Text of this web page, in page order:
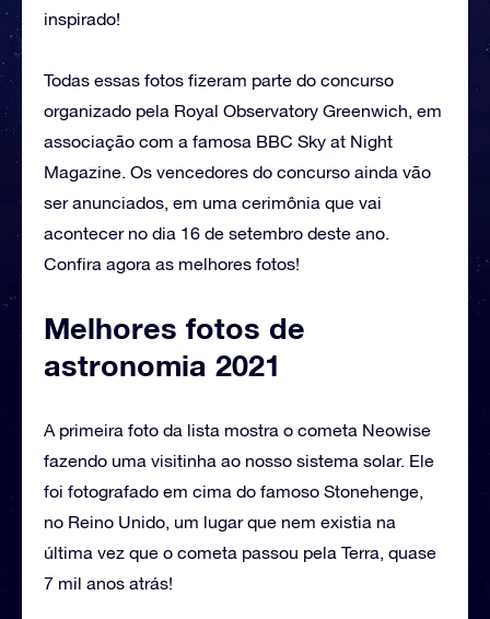
inspirado!
Todas essas fotos fizeram parte do concurso
organizado pela Royal Observatory Greenwich, em
associação com a famosa BBC Sky at Night
Magazine. Os vencedores do concurso ainda vão
ser anunciados, em uma cerimônia que vai
acontecer no dia 16 de setembro deste ano.
Confira agora as melhores fotos!
Melhores fotos de
astronomia 2021
A primeira foto da lista mostra o cometa Neowise
fazendo uma visitinha ao nosso sistema solar. Ele
foi fotografado em cima do famoso Stonehenge,
no Reino Unido, um lugar que nem existia na
última vez que o cometa passou pela Terra, quase
7 mil anos atrás!